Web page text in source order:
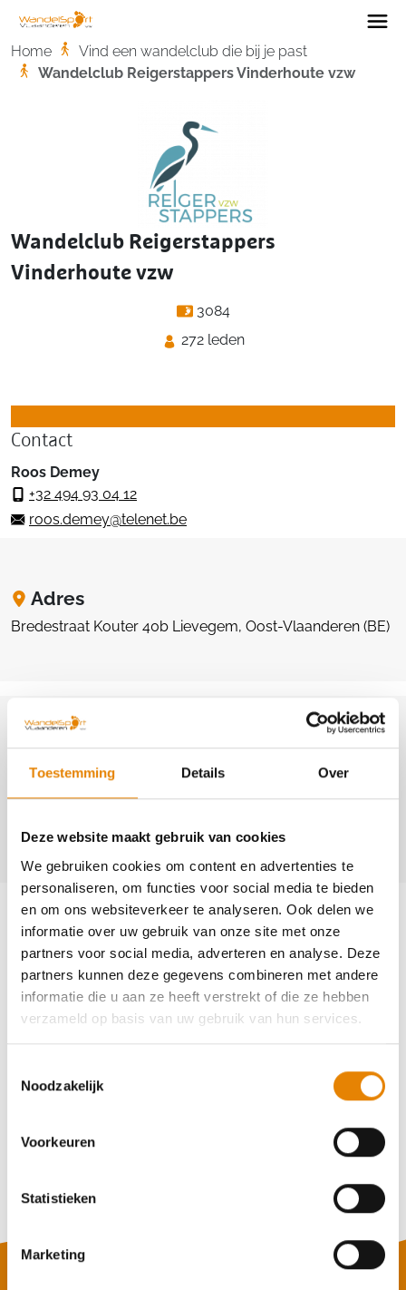
Toestemming Details Over
Deze website maakt gebruik van cookies
We gebruiken cookies om content en advertenties te
personaliseren, om functies voor social media te bieden
en om ons websiteverkeer te analyseren. Ook delen we
informatie over uw gebruik van onze site met onze
partners voor social media, adverteren en analyse. Deze
partners kunnen deze gegevens combineren met andere
informatie die u aan ze heeft verstrekt of die ze hebben
verzameld op basis van uw gebruik van hun services.
Noodzakelijk
Voorkeuren
Statistieken
Marketing
Home
Vind een wandelclub die bij je past
Wandelclub Reigerstappers Vinderhoute vzw
Wandelclub Reigerstappers
Vinderhoute vzw
3084
272 leden
Contact
Roos Demey
+32 494 93 04 12
roos.demey@telenet.be
Adres
Bredestraat Kouter 40b Lievegem, Oost-Vlaanderen (BE)
https://www.reigerstappers.be
Aankomende wandeltochten van deze
club
44e Sinterklaastocht - Viggaaltocht
5 km 8 km 25 km